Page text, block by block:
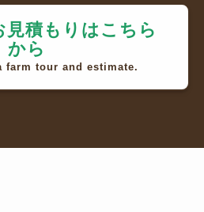
見積もりはこちら
から
farm tour and estimate.